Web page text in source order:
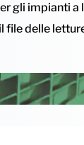
gli impianti a
file delle